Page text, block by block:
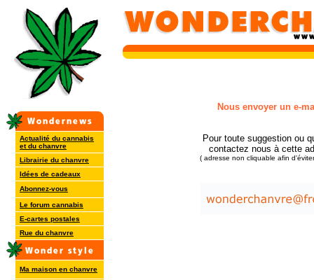
Actualité du cannabis
et du chanvre
Librairie du chanvre
Idées de cadeaux
Abonnez-vous
Le forum cannabis
E-cartes postales
Rue du chanvre
Ma maison en chanvre
Nous envoyer un e-
Pour toute suggestion ou
contactez nous à cette
( adresse non cliquable afin